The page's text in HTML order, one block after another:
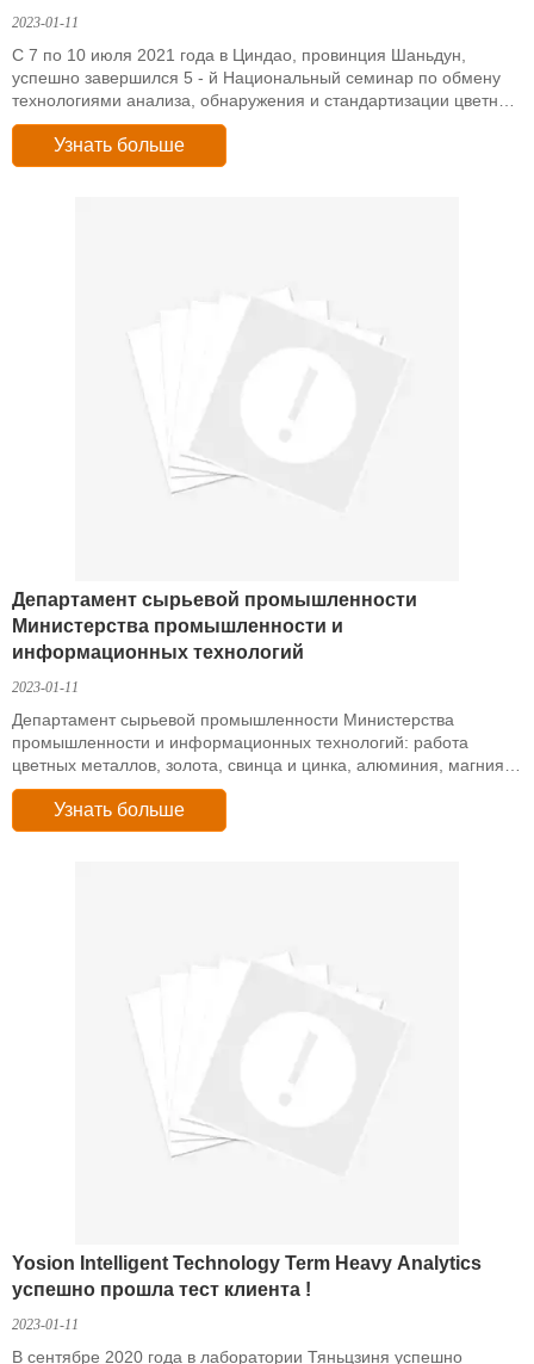
2023-01-11
С 7 по 10 июля 2021 года в Циндао, провинция Шаньдун,
успешно завершился 5 - й Национальный семинар по обмену
технологиями анализа, обнаружения и стандартизации цветных
металлов, на котором присутствовал Юн Синь в качестве
организатора.
Узнать больше
Департамент сырьевой промышленности
Министерства промышленности и
информационных технологий
2023-01-11
Департамент сырьевой промышленности Министерства
промышленности и информационных технологий: работа
цветных металлов, золота, свинца и цинка, алюминия, магния,
меди, стали и других отраслей в 2019 году.
Узнать больше
Yosion Intelligent Technology Term Heavy Analytics
успешно прошла тест клиента !
2023-01-11
В сентябре 2020 года в лаборатории Тяньцзиня успешно